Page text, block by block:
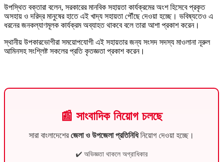
উপস্থিত বক্তারা বলেন, সরকারের মানবিক সহায়তা কার্যক্রমের অংশ হিসেবে প্রকৃত
অসহায় ও দরিদ্র মানুষের হাতে এই খাদ্য সহায়তা পৌঁছে দেওয়া হচ্ছে। ভবিষ্যতেও এ
ধরনের জনকল্যাণমূলক কার্যক্রম অব্যাহত থাকবে বলে তারা আশা প্রকাশ করেন।
স্থানীয় উপকারভোগীরা সময়োপযোগী এই সহায়তার জন্য সংসদ সদস্য মাওলানা নূরুল
আমিনসহ সংশ্লিষ্ট সকলের প্রতি কৃতজ্ঞতা প্রকাশ করেন।
📰 সাংবাদিক নিয়োগ চলছে
সারা বাংলাদেশেরজেলা ও উপজেলা প্রতিনিধিনিয়োগ দেওয়া হচ্ছে।
✔️ অভিজ্ঞতা থাকলে অগ্রাধিকার